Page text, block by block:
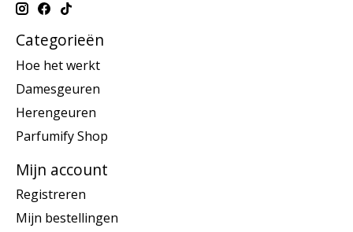
Categorieën
Hoe het werkt
Damesgeuren
Herengeuren
Parfumify Shop
Mijn account
Registreren
Mijn bestellingen